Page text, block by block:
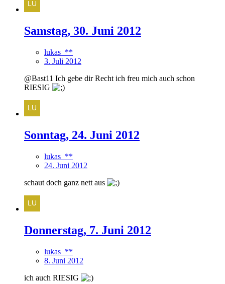
Samstag, 30. Juni 2012
lukas_**
3. Juli 2012
@Bast11 Ich gebe dir Recht ich freu mich auch schon
RIESIG
Sonntag, 24. Juni 2012
lukas_**
24. Juni 2012
schaut doch ganz nett aus
Donnerstag, 7. Juni 2012
lukas_**
8. Juni 2012
ich auch RIESIG